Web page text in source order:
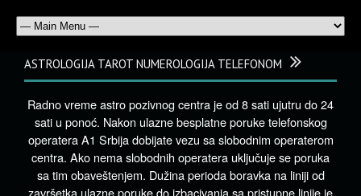
ASTROLOGIJA TAROT NUMEROLOGIJA TELEFONOM
Radno vreme astro pozivnog centra je od 8 sati ujutru do 24
sati u ponoć. Nakon ulazne besplatne poruke telefonskog
operatera A1 Srbija dobijate vezu sa slobodnim operaterom
centra. Ako nema slobodnih operatera uključuje se poruka
sa tim obaveštenjem. Dužina perioda boravka na liniji od
završetka ulazne poruke do izbacivanja sa pristupne linije je